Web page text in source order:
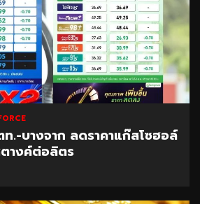
.-บางจาก ลดราคาแก๊สโซฮอล์
างค์ต่อลิตร